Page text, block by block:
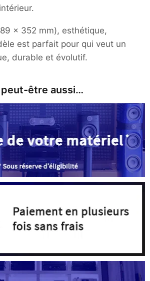
× 352 mm), esthétique,
est parfait pour qui veut un
durable et évolutif.
peut-être aussi…